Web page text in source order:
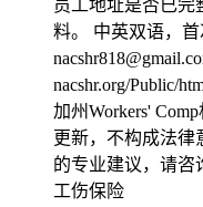
员工地址是否已完
料。 中英双语，
nacshr.org/Public/
加州Workers'
更新，不构成法律
的专业建议，请咨
工伤保险